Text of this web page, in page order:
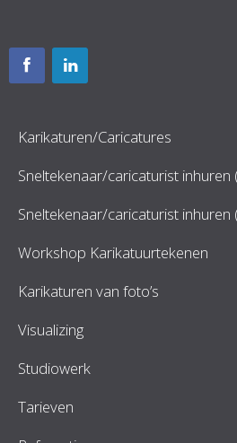
Karikaturen/Caricatures
Sneltekenaar/caricaturist inhuren
Sneltekenaar/caricaturist inhuren
Workshop Karikatuurtekenen
Karikaturen van foto’s
Visualizing
Studiowerk
Tarieven